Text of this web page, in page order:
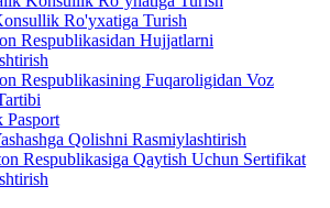
Ro'yxatiga Turish
Respublikasidan Hujjatlarni
Respublikasining Fuqaroligidan Voz
Pasport
Qolishni Rasmiylashtirish
Respublikasiga Qaytish Uchun Sertifikat